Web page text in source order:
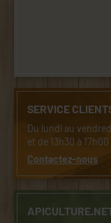
SERVICE
Du lundi au
et de 13h30 à
Contactez-nous